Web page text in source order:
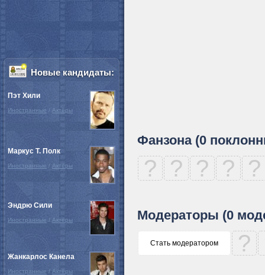
Фанзона (0
? ? ? ? ?
Модераторы (0
Стать модератором ?
Новые кандидаты:
Пэт Хили
Иностранные / Актёры
Маркус Т. Полк
Иностранные / Актёры
Эндрю Сили
Иностранные / Актёры
Жанкарлос Канела
Иностранные / Актёры